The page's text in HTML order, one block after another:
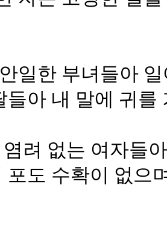
일한 부녀들아
들아 내 말에 귀를
염려 없는 여자들
포도 수확이 없으